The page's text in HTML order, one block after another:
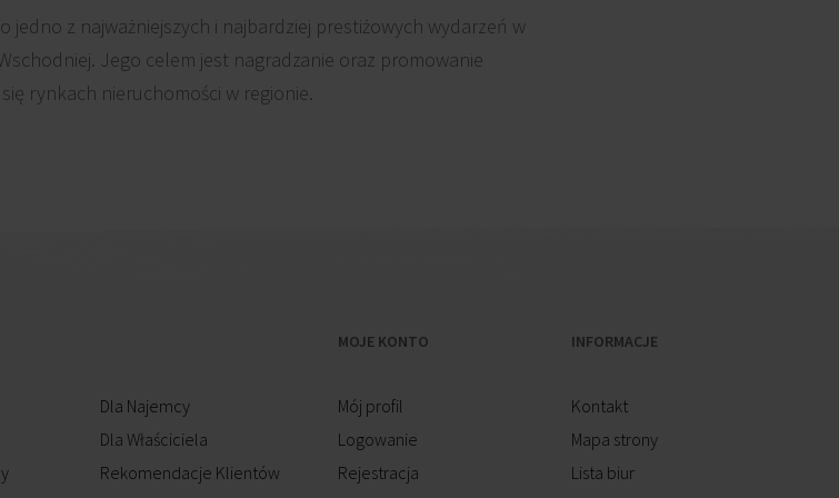
jedno z najważniejszych i najbardziej prestiżowych wydarzeń w
Jego celem jest nagradzanie oraz promowanie
rynkach nieruchomości w regionie.
Dla Najemcy
Dla Właściciela
Rekomendacje Klientów
MOJE KONTO
Mój profil
Logowanie
Rejestracja
INFORMACJE
Kontakt
Mapa strony
Lista biur